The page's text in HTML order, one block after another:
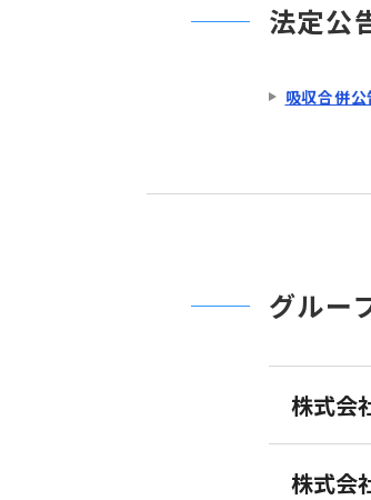
法定公
吸収合併公
グルー
株式会
株式会